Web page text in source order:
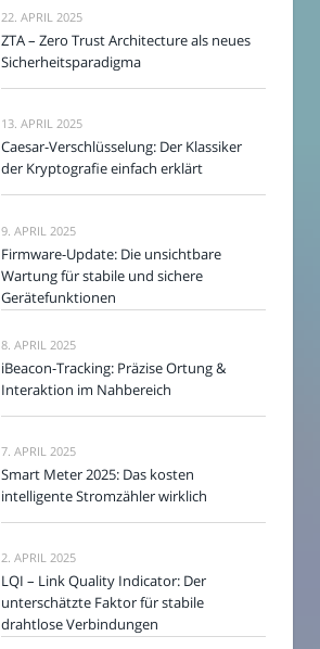
22. APRIL 2025
ZTA – Zero Trust Architecture als neues
Sicherheitsparadigma
13. APRIL 2025
Caesar-Verschlüsselung: Der Klassiker
der Kryptografie einfach erklärt
9. APRIL 2025
Firmware-Update: Die unsichtbare
Wartung für stabile und sichere
Gerätefunktionen
8. APRIL 2025
iBeacon-Tracking: Präzise Ortung &
Interaktion im Nahbereich
7. APRIL 2025
Smart Meter 2025: Das kosten
intelligente Stromzähler wirklich
2. APRIL 2025
LQI – Link Quality Indicator: Der
unterschätzte Faktor für stabile
drahtlose Verbindungen